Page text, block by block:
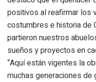
positivos al reafirmar los
costumbres e historia de
partieron nuestros
sueños y proyectos en
“Aquí están vigentes la
muchas generaciones de